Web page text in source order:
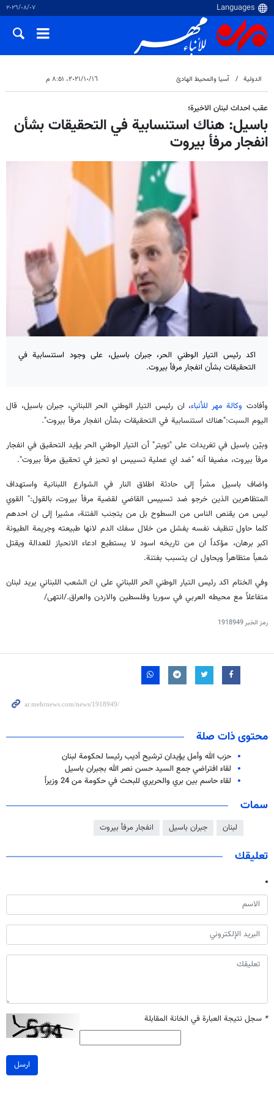
٠٧‏/٠٨‏/٢٠٢٦
الدولية آسيا والمحيط الهادئ ١٦‏/١٠‏/٢٠٢١، ٨:٥١ م
عقب احداث لبنان الاخيرة؛
باسيل: هناك استنسابية في التحقيقات بشأن
انفجار مرفأ بيروت
اكد رئيس التيار الوطني الحر، جبران باسيل، على وجود استنسابية في
التحقيقات بشأن انفجار مرفأ بيروت.
وأفادت وكالة مهر للأنباء، ان رئيس التيار الوطني الحر اللبناني، جبران باسيل، قال
اليوم السبت:"هناك استنسابية في التحقيقات بشأن انفجار مرفأ بيروت".
وبيّن باسيل في تغريدات على "تويتر" أن التيار الوطني الحر يؤيد التحقيق في انفجار
مرفأ بيروت، مضيفا أنه "ضد اي عملية تسييس او تحيز في تحقيق مرفأ بيروت".
واضاف باسيل مشراً إلى حادثة اطلاق النار في الشوارع اللبنانية واستهداف
المتظاهرين الذين خرجو ضد تسييس القاضي لقضية مرفأ بيروت، بالقول:" القوي
ليس من يقنص الناس من السطوح بل من يتجنب الفتنة، مشيرا إلى ان احدهم
كلما حاول تنظيف نفسه يفشل من خلال سفك الدم لانها طبيعته وجريمة الطيونة
اكبر برهان، مؤكداً ان من تاريخه اسود لا يستطيع ادعاء الانحياز للعدالة ويقتل
شعباً متظاهراً ويحاول ان يتسبب بفتنة.
وفي الختام اكد رئيس التيار الوطني الحر اللبناني على ان الشعب اللبناني يريد لبنان
متفاعلاً مع محيطه العربي في سوريا وفلسطين والاردن والعراق./انتهى/
رمز الخبر1918949
محتوى ذات صلة
حزب الله وأمل يؤيدان ترشيح أديب رئيسا لحكومة لبنان
لقاء افتراضي جمع السيد حسن نصر الله بجبران باسيل
لقاء حاسم بين بري والحريري للبحث في حكومة من 24 وزيراً
سمات
لبنان جبران باسيل انفجار مرفأ بيروت
تعليقك
* سجل نتيجة العبارة في الخانة المقابلة
ارسل